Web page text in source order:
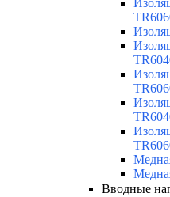
Вводные